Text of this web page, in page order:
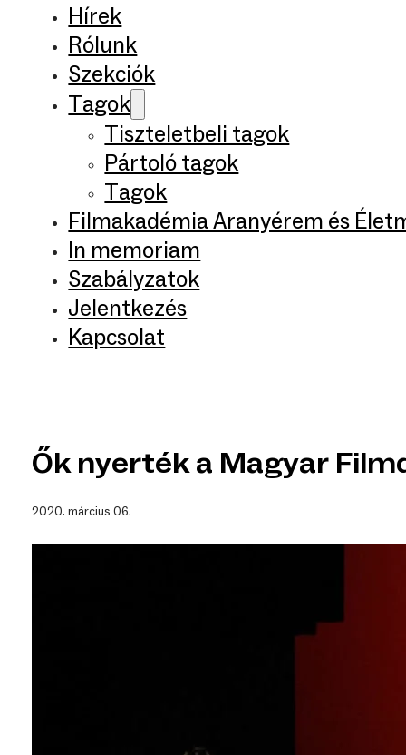
Hírek
Rólunk
Szekciók
Tagok
Tiszteletbeli tagok
Pártoló tagok
Tagok
Filmakadémia Aranyérem és
In memoriam
Szabályzatok
Jelentkezés
Kapcsolat
Ők nyerték a Magyar
2020. március 06.